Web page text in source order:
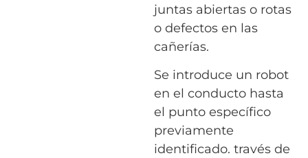
juntas abiertas o rotas
o defectos en las
cañerías.
Se introduce un robot
en el conducto hasta
el punto específico
previamente
identificado. través de